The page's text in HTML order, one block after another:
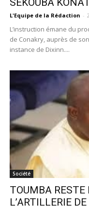
SEKOUBA
L'Equipe de la Rédaction -
L’instruction émane du
de Conakry, auprès de
instance de Dixinn....
Société
TOUMBA RESTE
L’ARTILLERIE